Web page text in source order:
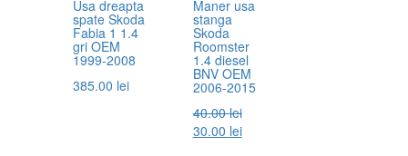
Usa dreapta
spate Skoda
Fabia 1 1.4
gri OEM
1999-2008
385.00 lei
Maner usa
stanga
Skoda
Roomster
1.4 diesel
BNV OEM
2006-2015
40.00lei
30.00 lei